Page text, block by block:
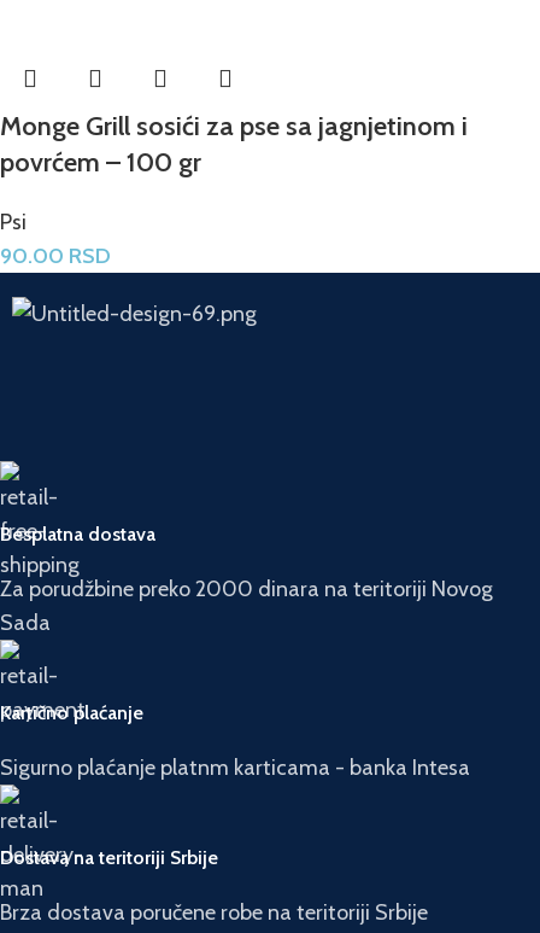
Monge Grill sosići za pse sa jagnjetinom i
povrćem – 100 gr
Psi
90.00 RSD
Besplatna dostava
Za porudžbine preko 2000 dinara na teritoriji Novog
Sada
Kartično plaćanje
Sigurno plaćanje platnm karticama - banka Intesa
Dostava na teritoriji Srbije
Brza dostava poručene robe na teritoriji Srbije